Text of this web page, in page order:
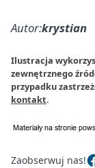
Autor:krystian
Ilustracja
zewnętrznego
przypadku
kontakt.
Zaobserwuj nas!